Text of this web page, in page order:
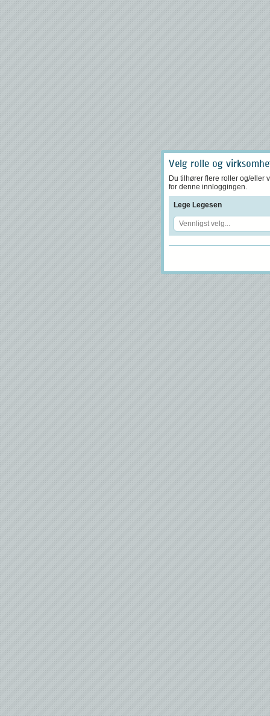
Velg rolle og
Du tilhører flere roller og/eller
for denne innloggingen.
Lege Legesen